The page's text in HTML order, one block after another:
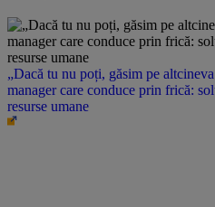
„Dacă tu nu poți, găsim pe
manager care conduce prin frică:
resurse umane